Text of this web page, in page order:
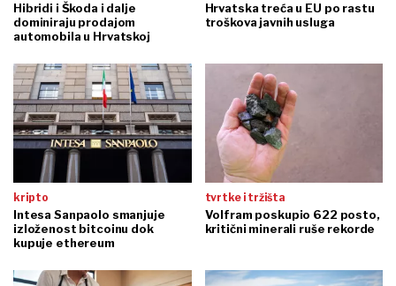
Hibridi i Škoda i dalje
dominiraju prodajom
automobila u Hrvatskoj
Hrvatska treća u EU po rastu
troškova javnih usluga
kripto
Intesa Sanpaolo smanjuje
izloženost bitcoinu dok
kupuje ethereum
tvrtke i tržišta
Volfram poskupio 622 posto,
kritični minerali ruše rekorde